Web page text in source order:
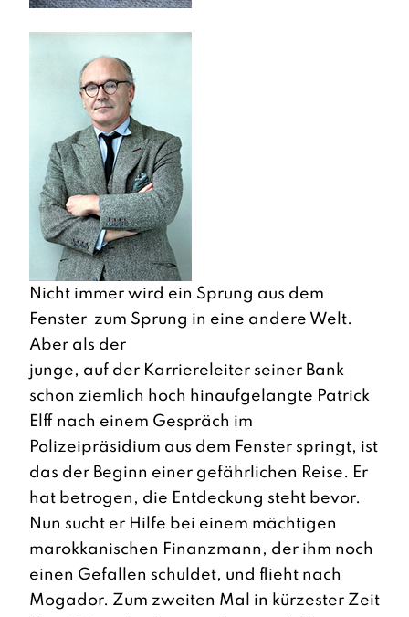
Nicht immer wird ein Sprung aus dem
Fenster zum Sprung in eine andere Welt.
Aber als der
junge, auf der Karriereleiter seiner Bank
schon ziemlich hoch hinaufgelangte Patrick
Elff nach einem Gespräch im
Polizeipräsidium aus dem Fenster springt, ist
das der Beginn einer gefährlichen Reise. Er
hat betrogen, die Entdeckung steht bevor.
Nun sucht er Hilfe bei einem mächtigen
marokkanischen Finanzmann, der ihm noch
einen Gefallen schuldet, und flieht nach
Mogador. Zum zweiten Mal in kürzester Zeit